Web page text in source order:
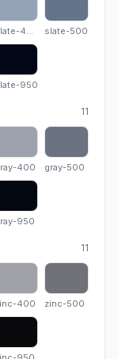
slate-400
slate-400
slate-
slate-500
slate-950
950
11
gray-400
400
gray-
gray-500
gray-950
950
11
zinc-400
400
zinc-
zinc-500
zinc-950